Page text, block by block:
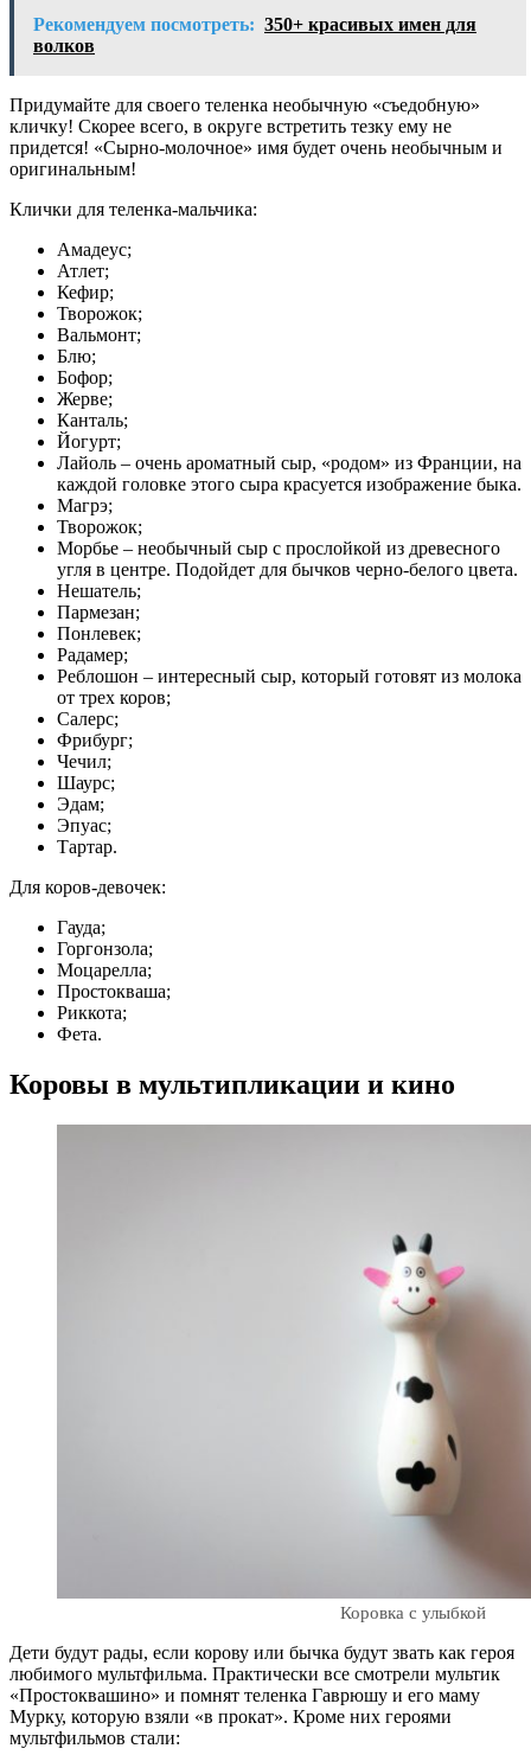
Рекомендуем посмотреть: 350+ красивых имен для
волков
Придумайте для своего теленка необычную «съедобную»
кличку! Скорее всего, в округе встретить тезку ему не
придется! «Сырно-молочное» имя будет очень необычным и
оригинальным!
Клички для теленка-мальчика:
Амадеус;
Атлет;
Кефир;
Творожок;
Вальмонт;
Блю;
Бофор;
Жерве;
Канталь;
Йогурт;
Лайоль – очень ароматный сыр, «родом» из Франции, на
каждой головке этого сыра красуется изображение быка.
Магрэ;
Творожок;
Морбье – необычный сыр с прослойкой из древесного
угля в центре. Подойдет для бычков черно-белого цвета.
Нешатель;
Пармезан;
Понлевек;
Радамер;
Реблошон – интересный сыр, который готовят из молока
от трех коров;
Салерс;
Фрибург;
Чечил;
Шаурс;
Эдам;
Эпуас;
Тартар.
Для коров-девочек:
Гауда;
Горгонзола;
Моцарелла;
Простокваша;
Риккота;
Фета.
Коровы в мультипликации и кино
Коровка с улыбкой
Дети будут рады, если корову или бычка будут звать как героя
любимого мультфильма. Практически все смотрели мультик
«Простоквашино» и помнят теленка Гаврюшу и его маму
Мурку, которую взяли «в прокат». Кроме них героями
мультфильмов стали: